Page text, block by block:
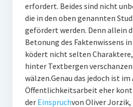
erfordert. Beides sind nicht
die in den oben genannten
gefördert werden. Denn allein
Betonung des Faktenwissens
ködert nicht selten
hinter Textbergen
wälzen.Genau das jedoch ist
Öffentlichkeitsarbeit eher
derEinspruchvon Oliver Jorzik,